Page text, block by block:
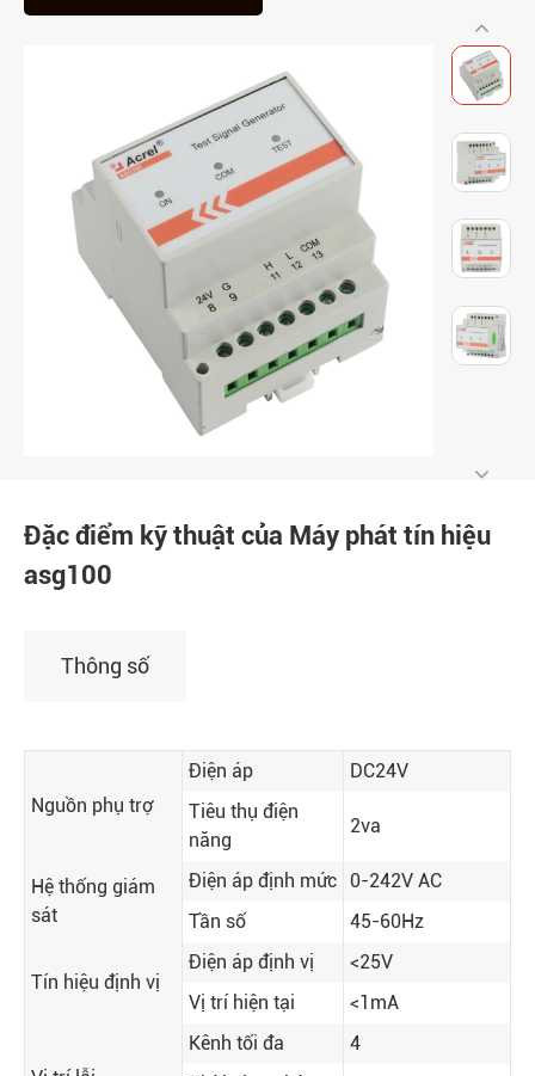
Đặc điểm kỹ thuật của Máy phát tín hiệu
asg100
Thông số
Nguồn phụ trợ
Điện áp
DC24V
Tiêu thụ điện
năng
2va
Hệ thống giám
sát
Điện áp định mức
0-242V AC
Tần số
45-60Hz
Tín hiệu định vị
Điện áp định vị
<25V
Vị trí hiện tại
<1mA
Kênh tối đa
4